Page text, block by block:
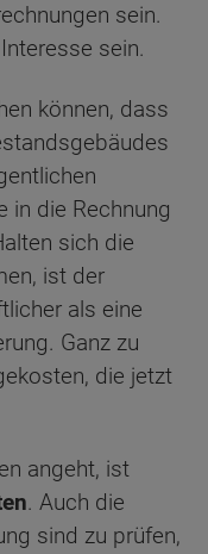
sein.
sein.
können, dass
in die Rechnung
sich die
ist der
als eine
Ganz zu
die jetzt
angeht, ist
. Auch die
sind zu prüfen,